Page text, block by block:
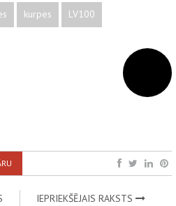
kurpes LV100
IEPRIEKŠĒJAIS RAKSTS